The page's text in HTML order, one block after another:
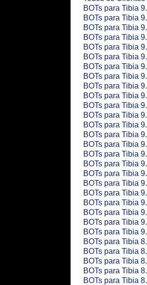
BOTs para Tibia
BOTs para Tibia
BOTs para Tibia
BOTs para Tibia
BOTs para Tibia
BOTs para Tibia
BOTs para Tibia
BOTs para Tibia
BOTs para Tibia
BOTs para Tibia
BOTs para Tibia
BOTs para Tibia
BOTs para Tibia
BOTs para Tibia
BOTs para Tibia
BOTs para Tibia
BOTs para Tibia
BOTs para Tibia
BOTs para Tibia
BOTs para Tibia
BOTs para Tibia
BOTs para Tibia
BOTs para Tibia
BOTs para Tibia
BOTs para Tibia
BOTs para Tibia
BOTs para Tibia
BOTs para Tibia
BOTs para Tibia